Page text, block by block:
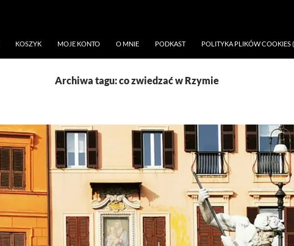
KOSZYK MOJE KONTO O MNIE PODKAST POLITYKA PLIKÓW COOKIES
Archiwa tagu: co zwiedzać w Rzymie